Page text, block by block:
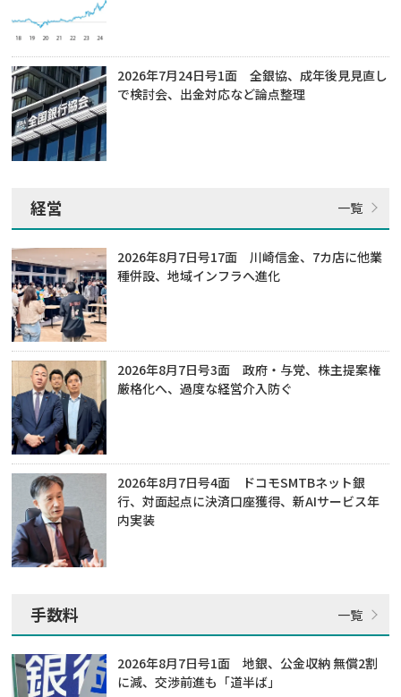
2026年7月24日号1面 全銀協、成年後見見直し
で検討会、出金対応など論点整理
経営
2026年8月7日号17面 川崎信金、7カ店に他業
種併設、地域インフラへ進化
2026年8月7日号3面 政府・与党、株主提案権
厳格化へ、過度な経営介入防ぐ
2026年8月7日号4面 ドコモSMTBネット銀
行、対面起点に決済口座獲得、新AIサービス年
内実装
手数料
2026年8月7日号1面 地銀、公金収納 無償2割
に減、交渉前進も「道半ば」